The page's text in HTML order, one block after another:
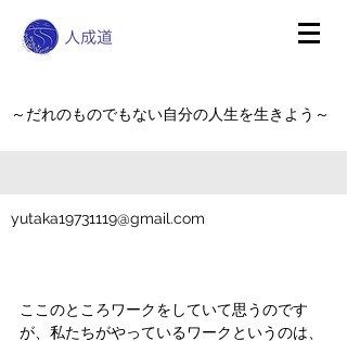
～だれのものでもない自分の人生を生きよう～
yutaka19731119@gmail.com
ここのところワークをしていて思うのです
が、私たちがやっているワークというのは、